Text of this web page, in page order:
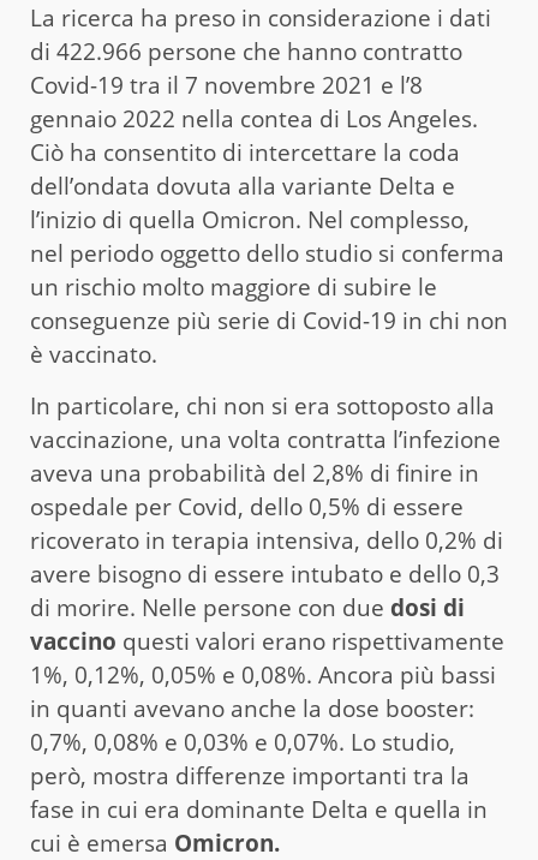
La ricerca ha preso in considerazione i dati
di 422.966 persone che hanno contratto
Covid-19 tra il 7 novembre 2021 e l’8
gennaio 2022 nella contea di Los Angeles.
Ciò ha consentito di intercettare la coda
dell’ondata dovuta alla variante Delta e
l’inizio di quella Omicron. Nel complesso,
nel periodo oggetto dello studio si conferma
un rischio molto maggiore di subire le
conseguenze più serie di Covid-19 in chi non
è vaccinato.
In particolare, chi non si era sottoposto alla
vaccinazione, una volta contratta l’infezione
aveva una probabilità del 2,8% di finire in
ospedale per Covid, dello 0,5% di essere
ricoverato in terapia intensiva, dello 0,2% di
avere bisogno di essere intubato e dello 0,3
di morire. Nelle persone con due dosi di
vaccino questi valori erano rispettivamente
1%, 0,12%, 0,05% e 0,08%. Ancora più bassi
in quanti avevano anche la dose booster:
0,7%, 0,08% e 0,03% e 0,07%. Lo studio,
però, mostra differenze importanti tra la
fase in cui era dominante Delta e quella in
cui è emersa Omicron.